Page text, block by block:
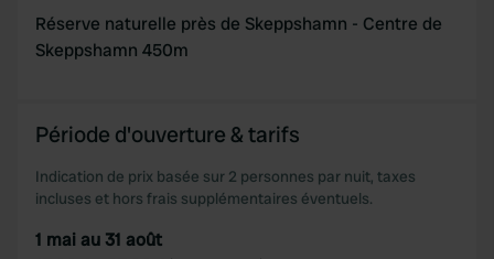
provided to them or that they’ve collected from your use
of their services.
Réserve naturelle près de Skeppshamn - Centre de
Skeppshamn 450m
Période d'ouverture & tarifs
Indication de prix basée sur 2 personnes par nuit, taxes
incluses et hors frais supplémentaires éventuels.
1 mai au 31 août